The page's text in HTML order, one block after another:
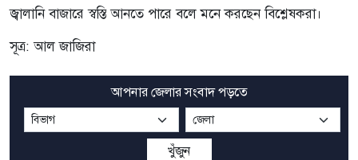
জ্বালানি বাজারে স্বস্তি আনতে পারে বলে মনে করছেন বিশ্লেষকরা।
সূত্র: আল জাজিরা
আপনার জেলার সংবাদ পড়তে
খুঁজুন